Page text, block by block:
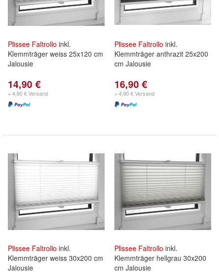
Plissee Faltrollo inkl.
Klemmträger weiss 25x120 cm
Jalousie
14,90 €
+ 4,90 € Versand
Plissee Faltrollo inkl.
Klemmträger anthrazit 25x200
cm Jalousie
16,90 €
+ 4,90 € Versand
Plissee Faltrollo inkl.
Klemmträger weiss 30x200 cm
Jalousie
Plissee Faltrollo inkl.
Klemmträger hellgrau 30x200
cm Jalousie